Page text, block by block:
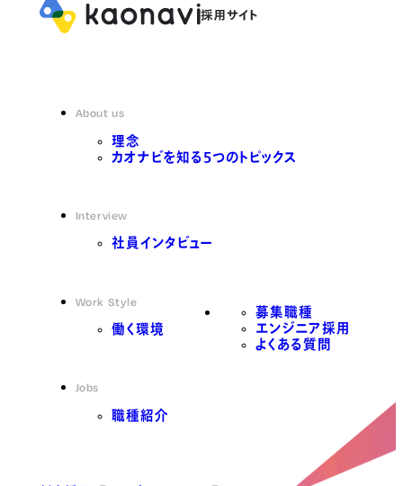
About us
理念
カオナビを知る5つのトピックス
Interview
社員インタビュー
Work Style
働く環境
Jobs
職種紹介
募集職種
エンジニア採用
よくある質問